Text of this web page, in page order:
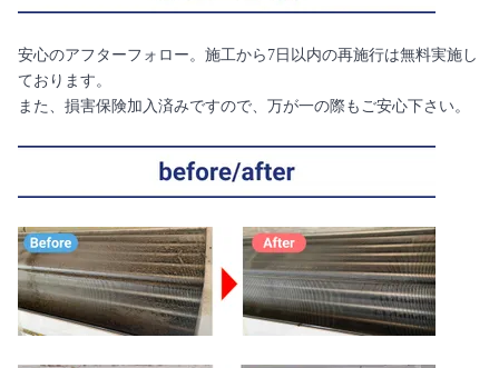
安心のアフターフォロー。施工から7日以内の再施行は無料実施し
ております。
また、損害保険加入済みですので、万が一の際もご安心下さい。